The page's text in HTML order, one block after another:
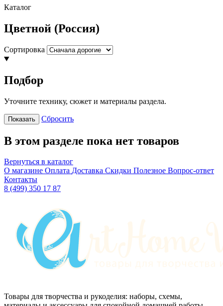
Каталог
Цветной (Россия)
Сортировка
Подбор
Уточните технику, сюжет и материалы раздела.
Показать Сбросить
В этом разделе пока нет товаров
Вернуться в каталог
О магазине Оплата Доставка Скидки Полезное Вопрос-ответ
Контакты
8 (499) 350 17 87
Товары для творчества и рукоделия: наборы, схемы,